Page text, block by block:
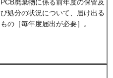
PCB廃棄物に係る前年度の保管及
び処分の状況について、届け出る
もの［毎年度届出が必要］。